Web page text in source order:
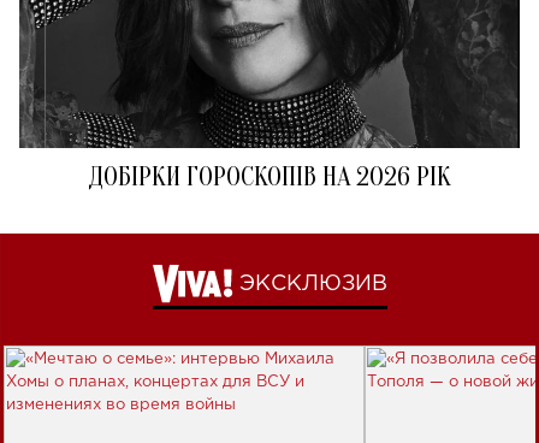
ДОБІРКИ ГОРОСКОПІВ НА 2026 РІК
ЭКСКЛЮЗИВ